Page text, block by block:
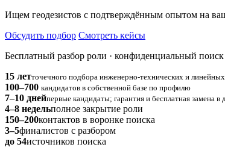
Ищем геодезистов с подтверждённым опытом на
Обсудить подбор Смотреть кейсы
Бесплатный разбор роли · конфиденциальный
15 летточечного подбора инженерно-технических и
100–700 кандидатов в собственной базе по профилю
7–10 днейпервые кандидаты; гарантия и бесплатная замена в
4–8 недельполное закрытие роли
150–200контактов в воронке поиска
3–5финалистов с разбором
до 54источников поиска